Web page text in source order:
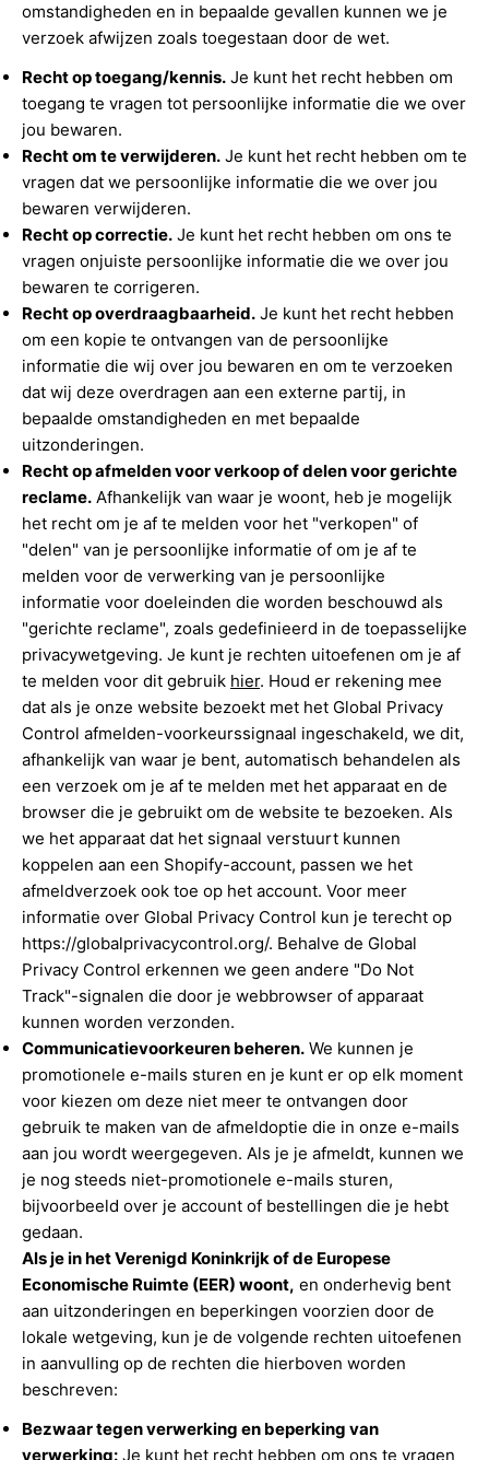
omstandigheden en in bepaalde gevallen kunnen we je
verzoek afwijzen zoals toegestaan door de wet.
Recht op toegang/kennis. Je kunt het recht hebben om
toegang te vragen tot persoonlijke informatie die we over
jou bewaren.
Recht om te verwijderen. Je kunt het recht hebben om te
vragen dat we persoonlijke informatie die we over jou
bewaren verwijderen.
Recht op correctie. Je kunt het recht hebben om ons te
vragen onjuiste persoonlijke informatie die we over jou
bewaren te corrigeren.
Recht op overdraagbaarheid. Je kunt het recht hebben
om een kopie te ontvangen van de persoonlijke
informatie die wij over jou bewaren en om te verzoeken
dat wij deze overdragen aan een externe partij, in
bepaalde omstandigheden en met bepaalde
uitzonderingen.
Recht op afmelden voor verkoop of delen voor gerichte
reclame. Afhankelijk van waar je woont, heb je mogelijk
het recht om je af te melden voor het "verkopen" of
"delen" van je persoonlijke informatie of om je af te
melden voor de verwerking van je persoonlijke
informatie voor doeleinden die worden beschouwd als
"gerichte reclame", zoals gedefinieerd in de toepasselijke
privacywetgeving. Je kunt je rechten uitoefenen om je af
te melden voor dit gebruik hier. Houd er rekening mee
dat als je onze website bezoekt met het Global Privacy
Control afmelden-voorkeurssignaal ingeschakeld, we dit,
afhankelijk van waar je bent, automatisch behandelen als
een verzoek om je af te melden met het apparaat en de
browser die je gebruikt om de website te bezoeken. Als
we het apparaat dat het signaal verstuurt kunnen
koppelen aan een Shopify-account, passen we het
afmeldverzoek ook toe op het account. Voor meer
informatie over Global Privacy Control kun je terecht op
https://globalprivacycontrol.org/. Behalve de Global
Privacy Control erkennen we geen andere "Do Not
Track"-signalen die door je webbrowser of apparaat
kunnen worden verzonden.
Communicatievoorkeuren beheren. We kunnen je
promotionele e-mails sturen en je kunt er op elk moment
voor kiezen om deze niet meer te ontvangen door
gebruik te maken van de afmeldoptie die in onze e-mails
aan jou wordt weergegeven. Als je je afmeldt, kunnen we
je nog steeds niet-promotionele e-mails sturen,
bijvoorbeeld over je account of bestellingen die je hebt
gedaan.
Als je in het Verenigd Koninkrijk of de Europese
Economische Ruimte (EER) woont, en onderhevig bent
aan uitzonderingen en beperkingen voorzien door de
lokale wetgeving, kun je de volgende rechten uitoefenen
in aanvulling op de rechten die hierboven worden
beschreven:
Bezwaar tegen verwerking en beperking van
verwerking: Je kunt het recht hebben om ons te vragen